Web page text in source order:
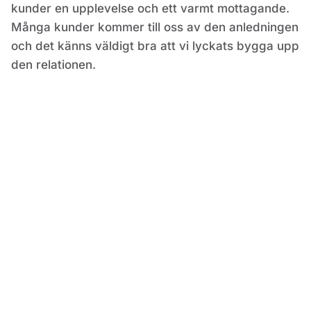
kunder en upplevelse och ett varmt mottagande.
Många kunder kommer till oss av den anledningen
och det känns väldigt bra att vi lyckats bygga upp
den relationen.